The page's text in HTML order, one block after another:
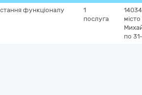
функціоналу
1
послуга
14034
місто
по